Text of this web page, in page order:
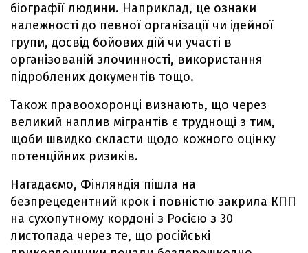
біографії людини. Наприклад, це ознаки
належності до певної організації чи ідейної
групи, досвід бойових дій чи участі в
організованій злочинності, використання
підроблених документів тощо.
Також правоохоронці визнають, що через
великий наплив мігрантів є труднощі з тим,
щоби швидко скласти щодо кожного оцінку
потенційних ризиків.
Нагадаємо, Фінляндія пішла на
безпрецедентний крок і повністю закрила КПП
на сухопутному кордоні з Росією з 30
листопада через те, що російські